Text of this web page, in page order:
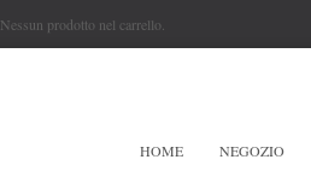
Nessun prodotto nel carrello.
HOME NEGOZIO